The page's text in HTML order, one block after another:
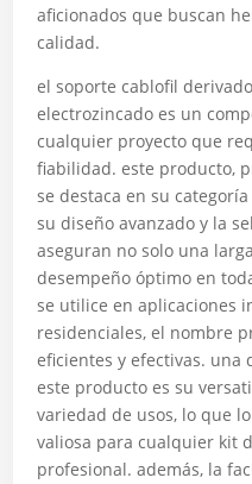
aficionados que buscan
calidad.
el soporte cablofil
electrozincado es un
cualquier proyecto que
fiabilidad. este producto,
se destaca en su
su diseño avanzado y la
aseguran no solo una
desempeño óptimo en
se utilice en aplicaciones
residenciales, el nombre
eficientes y efectivas. una
este producto es su
variedad de usos, lo que
valiosa para cualquier kit
profesional. además, la